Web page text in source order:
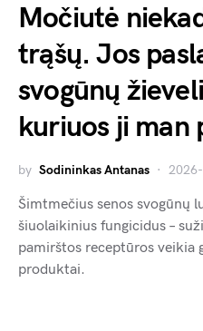
Močiutė
trąšų. Jos
svogūnų
kuriuos ji man
by Sodininkas Antanas
Šimtmečius senos svogūnų
šiuolaikinius fungicidus –
pamirštos receptūros veikia
produktai.